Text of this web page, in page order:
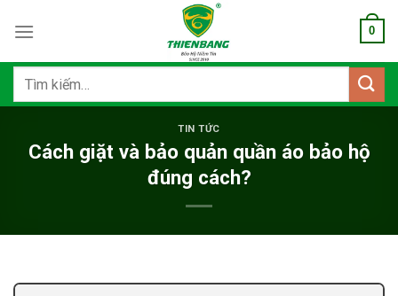
qua
dung
0
Tìm
TIN TỨC
Cách giặt và bảo quản quần áo bảo hộ
đúng cách?